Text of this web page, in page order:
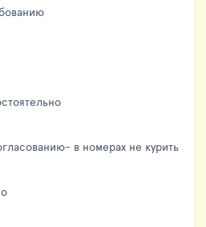
в номерах не курить